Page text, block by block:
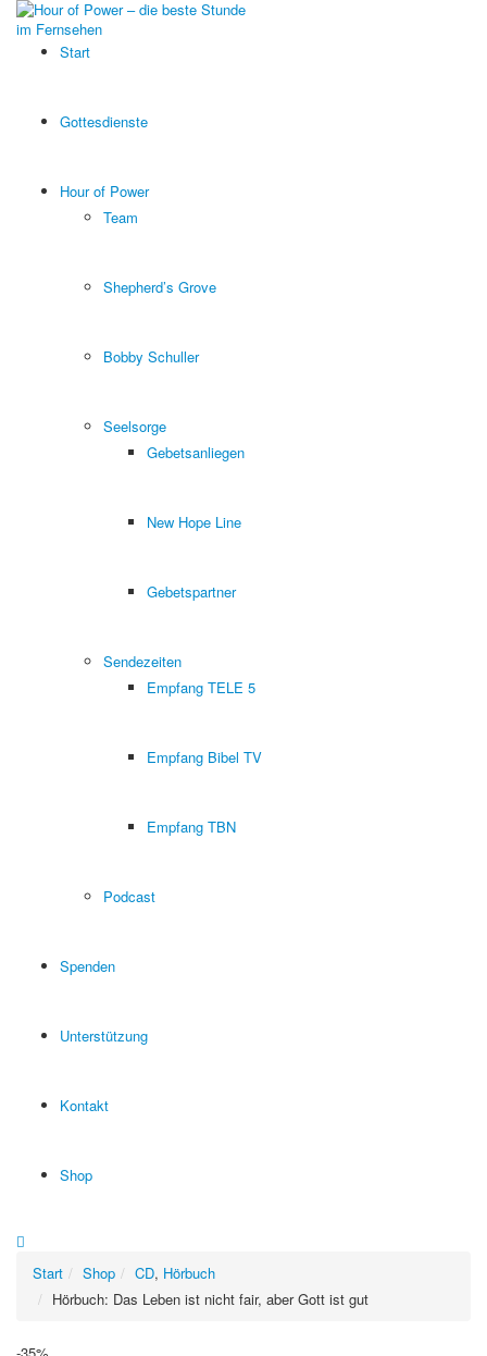
Start
Gottesdienste
Hour of Power
Team
Shepherd’s Grove
Bobby Schuller
Seelsorge
Gebetsanliegen
New Hope Line
Gebetspartner
Sendezeiten
Empfang TELE 5
Empfang Bibel TV
Empfang TBN
Podcast
Spenden
Unterstützung
Kontakt
Shop
Start Shop CD, Hörbuch
Hörbuch: Das Leben ist nicht fair, aber Gott ist gut